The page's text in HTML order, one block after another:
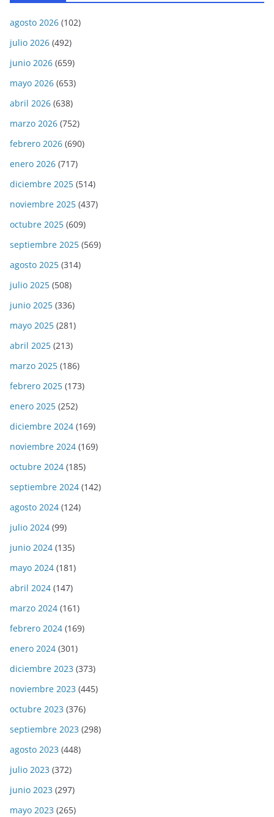
agosto 2026 (102)
julio 2026 (492)
junio 2026 (659)
mayo 2026 (653)
abril 2026 (638)
marzo 2026 (752)
febrero 2026 (690)
enero 2026 (717)
diciembre 2025 (514)
noviembre 2025 (437)
octubre 2025 (609)
septiembre 2025 (569)
agosto 2025 (314)
julio 2025 (508)
junio 2025 (336)
mayo 2025 (281)
abril 2025 (213)
marzo 2025 (186)
febrero 2025 (173)
enero 2025 (252)
diciembre 2024 (169)
noviembre 2024 (169)
octubre 2024 (185)
septiembre 2024 (142)
agosto 2024 (124)
julio 2024 (99)
junio 2024 (135)
mayo 2024 (181)
abril 2024 (147)
marzo 2024 (161)
febrero 2024 (169)
enero 2024 (301)
diciembre 2023 (373)
noviembre 2023 (445)
octubre 2023 (376)
septiembre 2023 (298)
agosto 2023 (448)
julio 2023 (372)
junio 2023 (297)
mayo 2023 (265)